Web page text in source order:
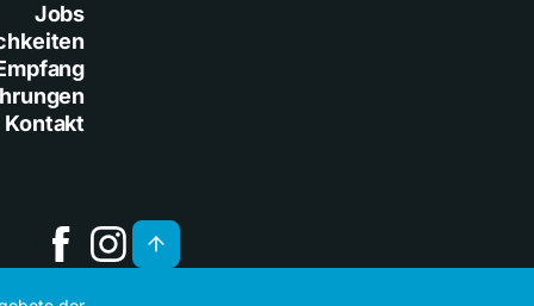
Jobs
Kontakt